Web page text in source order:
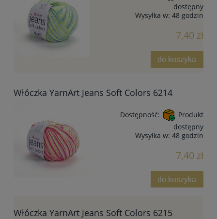
dostępny
Wysyłka w: 48 godzin
7,40 zł
do koszyka
Włóczka YarnArt Jeans Soft Colors 6214
Dostępność:
Produkt
dostępny
Wysyłka w: 48 godzin
7,40 zł
do koszyka
Włóczka YarnArt Jeans Soft Colors 6215